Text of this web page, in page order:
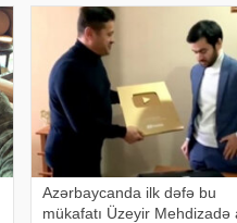
tok"
Azərbaycanda ilk dəfə bu
mükafatı Üzeyir Mehdizadə